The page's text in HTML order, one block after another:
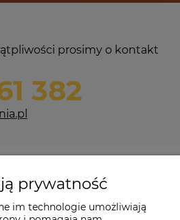
prosimy o kontakt
382
prywatność
im technologie umożliwiają